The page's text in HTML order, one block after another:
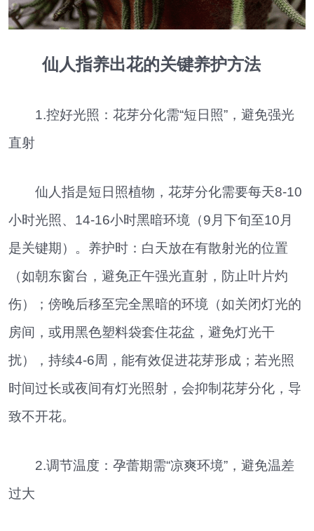
仙人指养出花的关键养护方法
1.控好光照：花芽分化需“短日照”，避免强光
直射
仙人指是短日照植物，花芽分化需要每天8-10
小时光照、14-16小时黑暗环境（9月下旬至10月
是关键期）。养护时：白天放在有散射光的位置
（如朝东窗台，避免正午强光直射，防止叶片灼
伤）；傍晚后移至完全黑暗的环境（如关闭灯光的
房间，或用黑色塑料袋套住花盆，避免灯光干
扰），持续4-6周，能有效促进花芽形成；若光照
时间过长或夜间有灯光照射，会抑制花芽分化，导
致不开花。
2.调节温度：孕蕾期需“凉爽环境”，避免温差
过大